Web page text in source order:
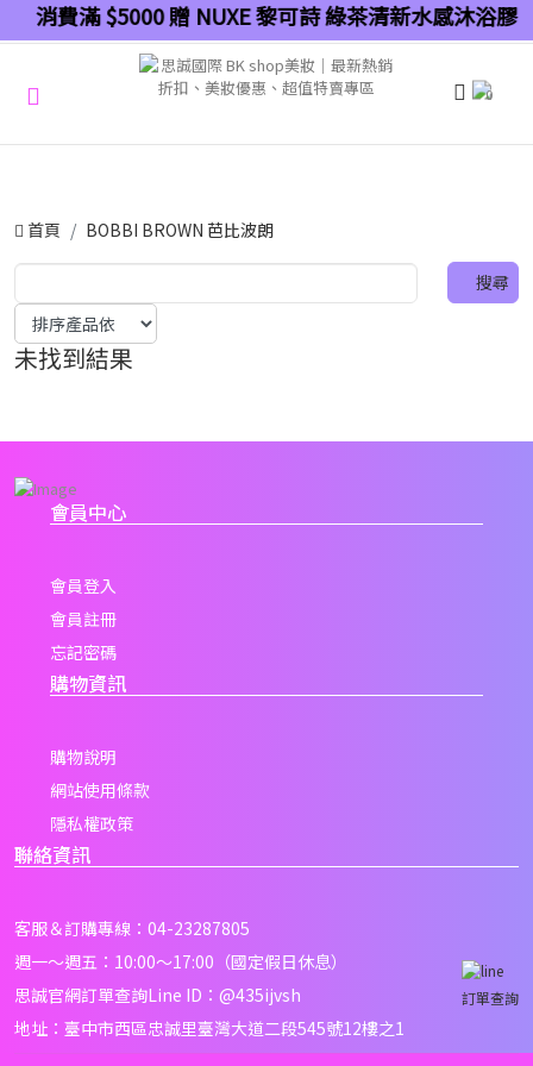
消費滿 $5000 贈 NUXE 黎可詩 綠茶清新水感沐浴
0
首頁 BOBBI BROWN 芭比波朗
未找到結果
會員中心
會員登入
會員註冊
忘記密碼
購物資訊
購物說明
網站使用條款
隱私權政策
聯絡資訊
客服＆訂購專線：04-23287805
週一～週五：10:00～17:00（國定假日休息）
思誠官網訂單查詢Line ID： @435ijvsh
地址：臺中市西區忠誠里臺灣大道二段545號12樓之1
訂單查詢